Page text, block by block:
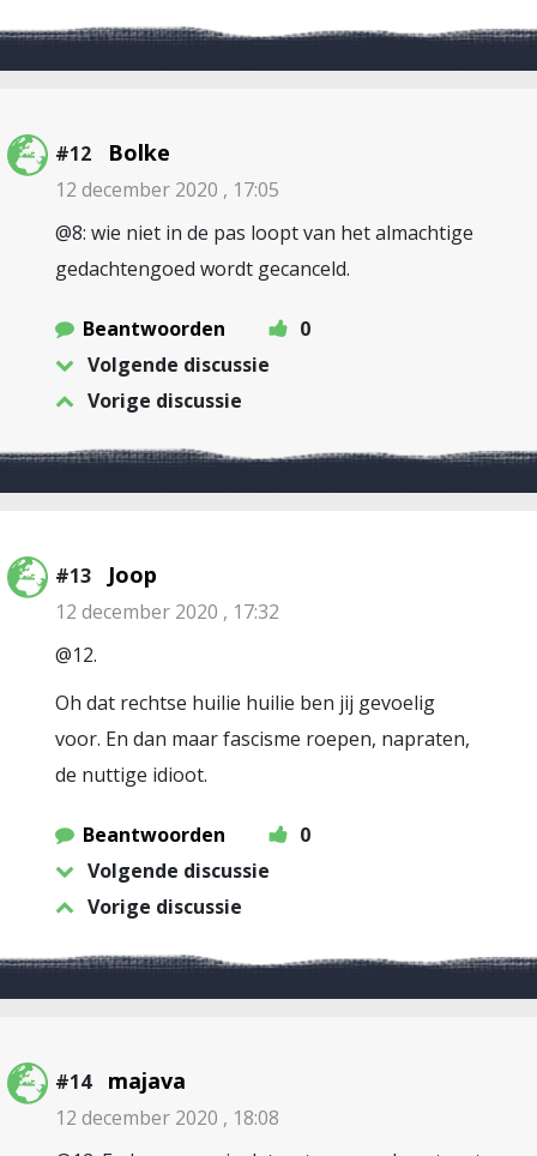
#12 Bolke
12 december 2020 , 17:05
@8: wie niet in de pas loopt van het almachtige
gedachtengoed wordt gecanceld.
Beantwoorden
0
Volgende discussie
Vorige discussie
#13 Joop
12 december 2020 , 17:32
@12.
Oh dat rechtse huilie huilie ben jij gevoelig
voor. En dan maar fascisme roepen, napraten,
de nuttige idioot.
Beantwoorden
0
Volgende discussie
Vorige discussie
#14 majava
12 december 2020 , 18:08